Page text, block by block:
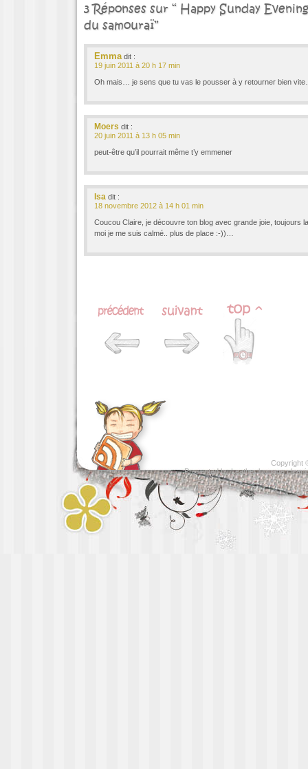
3 Réponses sur “ Happy Sunday
du samouraï”
Emma dit :
19 juin 2011 à 20 h 17 min
Oh mais… je sens que tu vas le pousser à y retourner bien
Moers dit :
20 juin 2011 à 13 h 05 min
peut-être qu’il pourrait même t’y emmener
Isa dit :
18 novembre 2012 à 14 h 01 min
Coucou Claire, je découvre ton blog avec grande joie, toujours
moi je me suis calmé.. plus de place :-))…
Copyright
Presented byLeather luggage